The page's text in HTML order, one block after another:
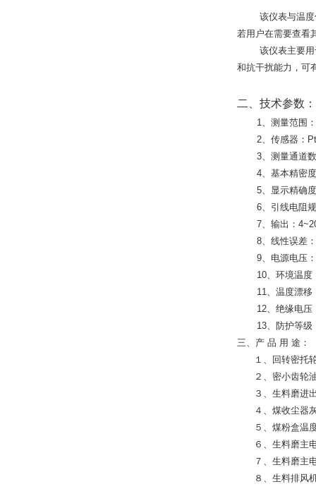
该仪表与温度传
若用户在需要查看
该仪表主要用于
和抗干扰能力，可
二、技术参数：
1、测量范围
2、传感器：
3、测量通道数
4、基本精密度
5、显示精确度
6、引线电阻规
7、输出：
8、线性误差：
9、电源电压：
10、环境温度
11、温度漂移
12、绝缘电压：
13、防护等级
三、产 品 用 途：
１、回转密托
２、密小齿轮
３、生料磨进出
４、煤收尘器
５、煤粉盒温
６、生料磨主电
７、生料磨主电
８、生料排风机